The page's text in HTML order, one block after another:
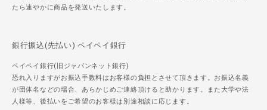
たら速やかに商品を発送いたします。
銀行振込(先払い) ペイペイ銀行
ペイペイ銀行(旧ジャパンネット銀行)
恐れ入りますがお振込手数料はお客様の負担とさせて頂きます。お振込名義
が団体名などの場合、あらかじめご連絡頂けると助かります。また大学や法
人様等、後払いをご希望のお客様は別途相談に応じます。